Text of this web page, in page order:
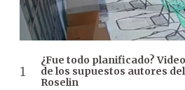
¿Fue todo planificado?
de los supuestos autores
Roselin